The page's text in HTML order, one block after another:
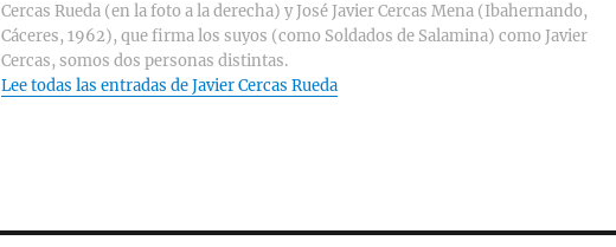
Cercas Rueda (en la foto a la derecha) y José Javier Cercas Mena (Ibahernando,
Cáceres, 1962), que firma los suyos (como Soldados de Salamina) como Javier
Cercas, somos dos personas distintas.
Lee todas las entradas de Javier Cercas Rueda